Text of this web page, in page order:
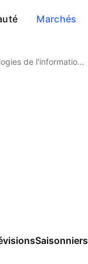
Marchés
de l'informatio…
Saisonniers